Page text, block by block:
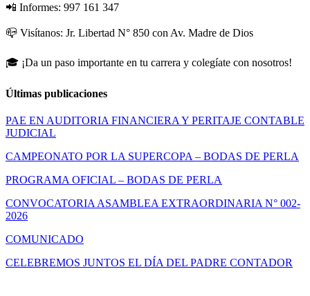
📲 Informes: 997 161 347
📪 Visítanos: Jr. Libertad N° 850 con Av. Madre de Dios
🎓 ¡Da un paso importante en tu carrera y colegíate con nosotros!
Últimas publicaciones
PAE EN AUDITORIA FINANCIERA Y PERITAJE CONTABLE
JUDICIAL
CAMPEONATO POR LA SUPERCOPA – BODAS DE PERLA
PROGRAMA OFICIAL – BODAS DE PERLA
CONVOCATORIA ASAMBLEA EXTRAORDINARIA N° 002-
2026
COMUNICADO
CELEBREMOS JUNTOS EL DÍA DEL PADRE CONTADOR